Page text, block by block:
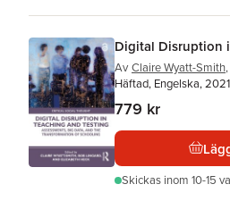
Digital Disruption
Av Claire Wyatt-Smith,
Häftad, Engelska, 2021
779 kr
Skickas inom 10-15